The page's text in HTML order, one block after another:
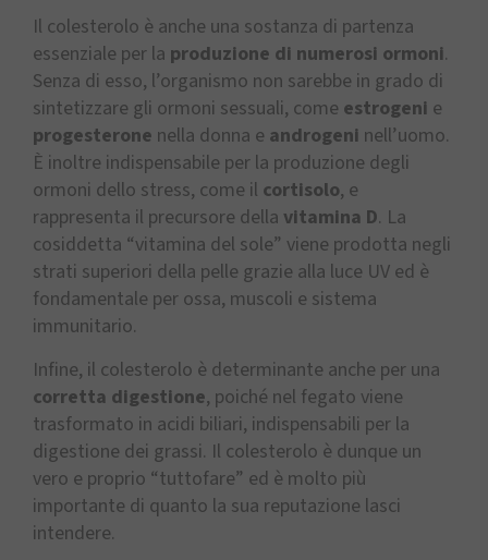
Il colesterolo è anche una sostanza di partenza
essenziale per la produzione di numerosi ormoni.
Senza di esso, l’organismo non sarebbe in grado di
sintetizzare gli ormoni sessuali, come estrogeni e
progesterone nella donna e androgeni nell’uomo.
È inoltre indispensabile per la produzione degli
ormoni dello stress, come il cortisolo, e
rappresenta il precursore della vitamina D. La
cosiddetta “vitamina del sole” viene prodotta negli
strati superiori della pelle grazie alla luce UV ed è
fondamentale per ossa, muscoli e sistema
immunitario.
Infine, il colesterolo è determinante anche per una
corretta digestione, poiché nel fegato viene
trasformato in acidi biliari, indispensabili per la
digestione dei grassi. Il colesterolo è dunque un
vero e proprio “tuttofare” ed è molto più
importante di quanto la sua reputazione lasci
intendere.